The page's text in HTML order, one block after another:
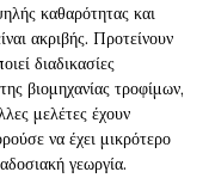
καθαρότητας και
ακριβής. Προτείνουν
διαδικασίες
βιομηχανίας τροφίμων,
μελέτες έχουν
να έχει μικρότερο
γεωργία.